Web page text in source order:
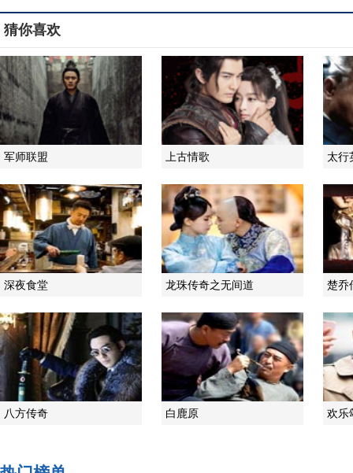
猜你喜欢
军师联盟 上古情歌 太行
深夜食堂 龙珠传奇之无间道 楚乔
八方传奇 白鹿原 欢乐